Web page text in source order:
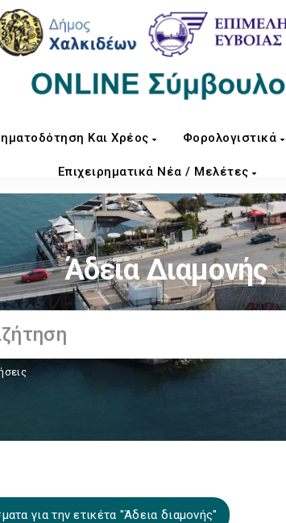
Και Χρέος Φορολογιστικά
Επιχειρηματικά Νέα / Μελέτες
Άδεια Διαμονής
για την ετικέτα "Άδεια διαμονής"